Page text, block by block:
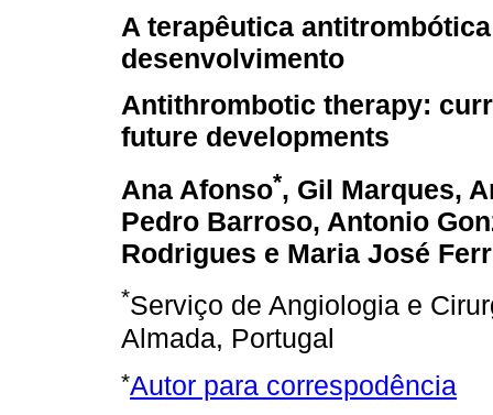
A terapêutica
desenvolvimento
Antithrombotic therapy:
future developments
Ana Afonso*, Gil Marques,
Pedro Barroso, Antonio
Rodrigues e Maria José
*Serviço de Angiologia e
Almada, Portugal
*Autor para correspodência